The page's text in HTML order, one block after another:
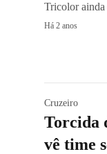
Tricolor ainda
Há 2 anos
Cruzeiro
Torcida
vê time